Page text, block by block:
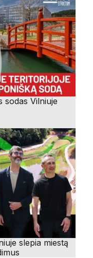
sodas Vilniuje
slepia miestą